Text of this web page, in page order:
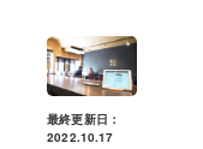
最終更新日：
2022.10.17